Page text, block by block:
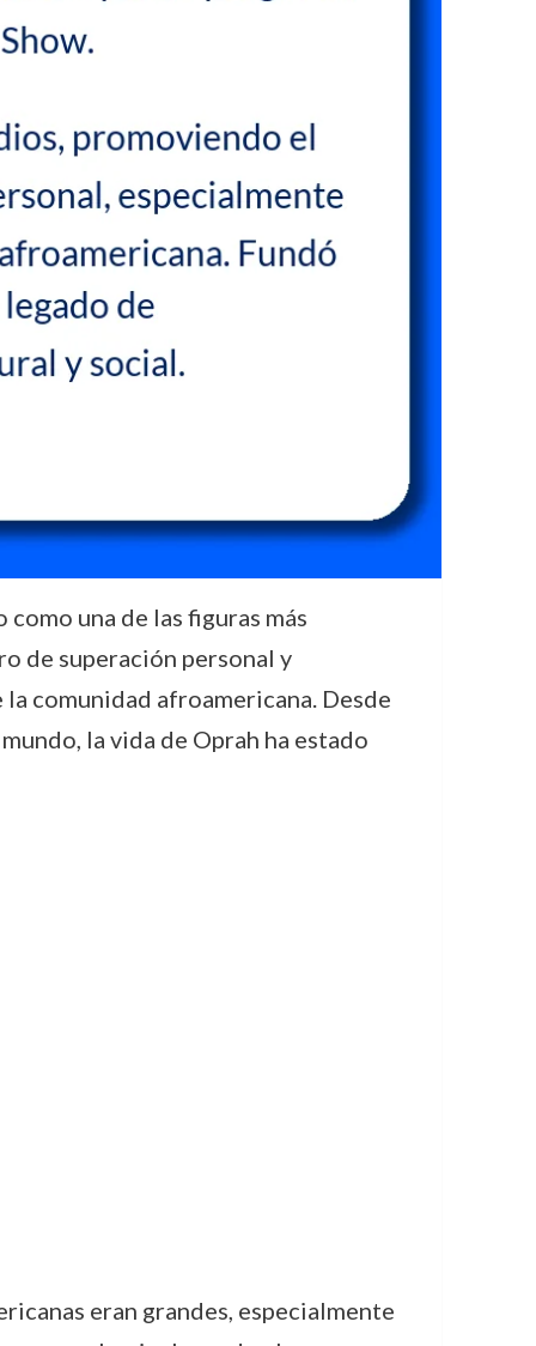
una de las figuras más
de superación personal y
comunidad afroamericana. Desde
la vida de Oprah ha estado
eran grandes, especialmente